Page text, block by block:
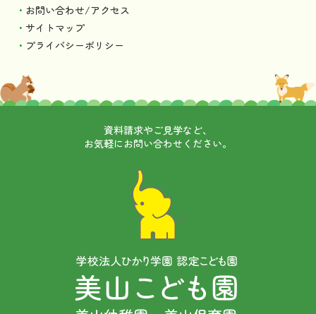
お問い合わせ/アクセス
サイトマップ
プライバシーポリシー
資料請求やご見学など、
お気軽にお問い合わせください。